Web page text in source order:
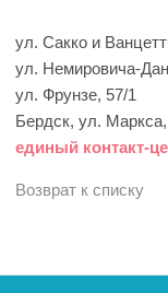
ул. Сакко и
ул. Немировича-
ул. Фрунзе, 57/1
Бердск, ул.
единый контакт-
Возврат к списку